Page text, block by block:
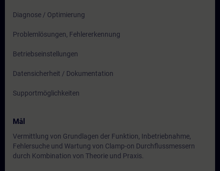
Diagnose / Optimierung
Problemlösungen, Fehlererkennung
Betriebseinstellungen
Datensicherheit / Dokumentation
Supportmöglichkeiten
Mål
Vermittlung von Grundlagen der Funktion, Inbetriebnahme,
Fehlersuche und Wartung von Clamp-on Durchflussmessern
durch Kombination von Theorie und Praxis.